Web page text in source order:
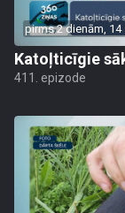
pirms 2 dienām, 14
Katoļticīgie
411. epizode